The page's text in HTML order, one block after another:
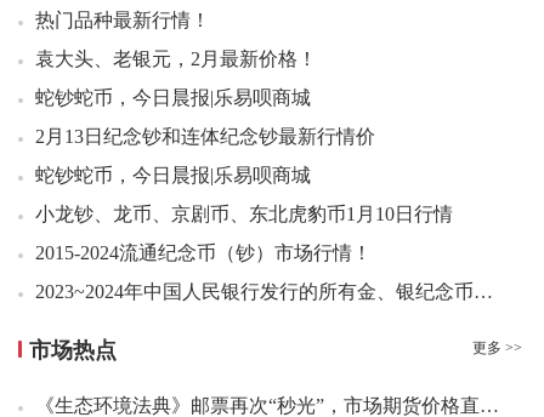
09：29 玄奘小型张（互动评级）10.79元成交100
09：32 1953年贰分 霸王祥云（互动金标）125.00元成交7
09：34 1953年贰分 霸王祥云（互动金标）125.00元成交1
09：38 1962年壹角 红宝石（互动金标）1500.00元成交2
09：44 封神演义二小型张好品39.50元成交100张
09：44 封神演义二小型张好品39.50元成交100张
09：44 1953年伍角深墨版深水坝（互动金标）996.00元成交1
09：46 西游记三小型张好品5.90元成交22张
09：46 1960年壹圆 福星一品红（互动金标）391.00元成交1
热门品种最新行情！
袁大头、老银元，2月最新价格！
蛇钞蛇币，今日晨报|乐易呗商城
2月13日纪念钞和连体纪念钞最新行情价
蛇钞蛇币，今日晨报|乐易呗商城
小龙钞、龙币、京剧币、东北虎豹币1月10日行情
2015-2024流通纪念币（钞）市场行情！
2023~2024年中国人民银行发行的所有金、银纪念币最新价格表
市场热点 更多 >>
《生态环境法典》邮票再次“秒光”，市场期货价格直接...